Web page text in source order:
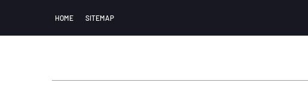
HOME SITEMAP